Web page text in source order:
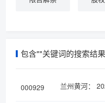
包含""关键词的搜索结果
000929 兰州黄河：